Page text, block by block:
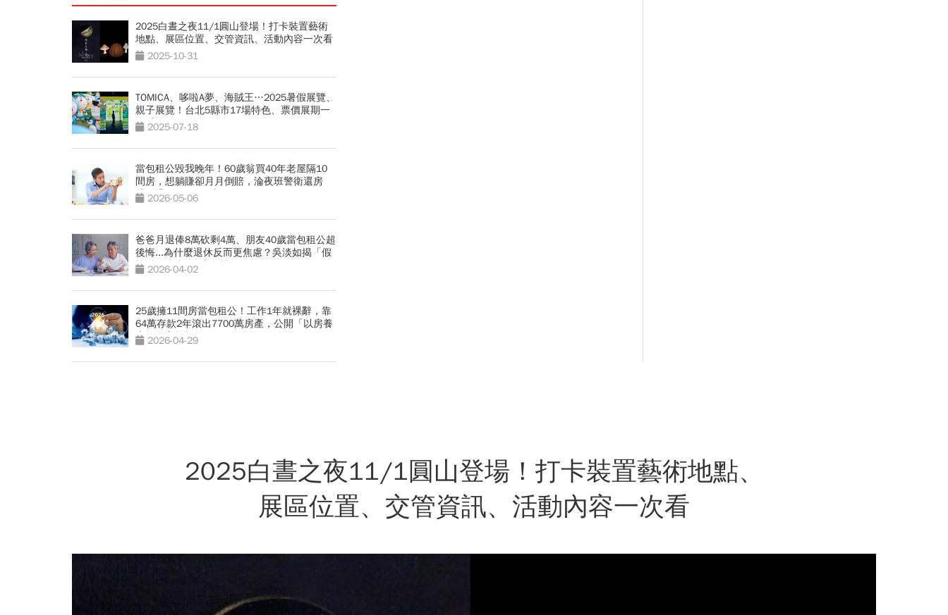
2025白晝之夜11/1圓山登場！打卡裝置藝術
地點、展區位置、交管資訊、活動內容一次看
2025-10-31
TOMICA、哆啦A夢、海賊王…2025暑假展覽、
親子展覽！台北5縣市17場特色、票價展期一
次看2025-07-18
當包租公毀我晚年！60歲翁買40年老屋隔10
間房，想躺賺卻月月倒賠，淪夜班警衛還房
貸…退休收租3死穴
2026-05-06
爸爸月退俸8萬砍剩4萬、朋友40歲當包租公超
後悔...為什麼退休反而更焦慮？吳淡如揭「假
性財務自由」5大危機
2026-04-02
25歲擁11間房當包租公！工作1年就裸辭，靠
64萬存款2年滾出7700萬房產，公開「以房養
房」致富筆記
2026-04-29
2025白晝之夜11/1圓山登場！打卡裝置藝術地點、
展區位置、交管資訊、活動內容一次看